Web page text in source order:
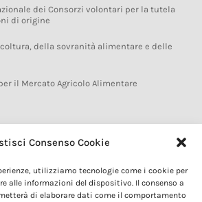
Consenso Cookie
utilizziamo tecnologie come i cookie per
alle informazioni del dispositivo. Il consenso a
di elaborare dati come il comportamento
dei Consorzi volontari per la tutela
di origine
della sovranità alimentare e delle
il Mercato Agricolo Alimentare
IGP